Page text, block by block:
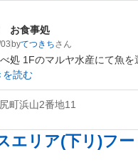
お食事処
byてつきち
処 1Fのマルヤ水産にて魚
を読む
町浜山2番地11
エリア(下リ)フー